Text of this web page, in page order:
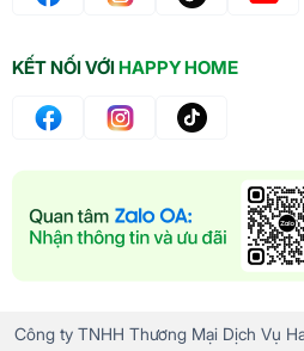
KẾT NỐI VỚIHAPPY HOME
Công ty TNHH Thương Mại Dịch Vụ